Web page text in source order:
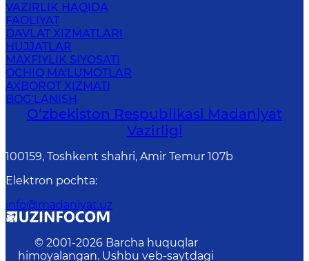
VAZIRLIK HAQIDA
FAOLIYAT
DAVLAT XIZMATLARI
HUJJATLAR
MAXFIYLIK SIYOSATI
OCHIQ MA'LUMOTLAR
AXBOROT XIZMATI
BOG‘LANISH
O‘zbekiston Respublikasi Madaniyat
Vazirligi
100159, Toshkent shahri, Amir Temur 107b
Elektron pochta:
info@madaniyat.uz
© 2001-2026 Barcha huquqlar
himoyalangan. Ushbu veb-saytdagi